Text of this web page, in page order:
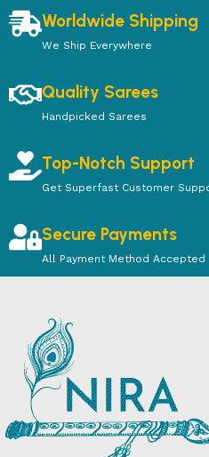
Worldwide Shipping
We Ship Everywhere
Quality Sarees
Handpicked Sarees
Top-Notch Support
Get Superfast Customer
Secure Payments
All Payment Method Accepted